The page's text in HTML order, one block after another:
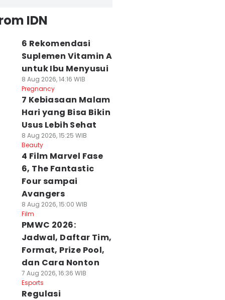
IDN
6 Rekomendasi
Suplemen Vitamin A
untuk Ibu Menyusui
8 Aug 2026, 14:16 WIB
Pregnancy
7 Kebiasaan Malam
Hari yang Bisa Bikin
Usus Lebih Sehat
8 Aug 2026, 15:25 WIB
Beauty
4 Film Marvel Fase
6, The Fantastic
Four sampai
Avangers
8 Aug 2026, 15:00 WIB
Film
PMWC 2026:
Jadwal, Daftar Tim,
Format, Prize Pool,
dan Cara Nonton
7 Aug 2026, 16:36 WIB
Esports
Regulasi